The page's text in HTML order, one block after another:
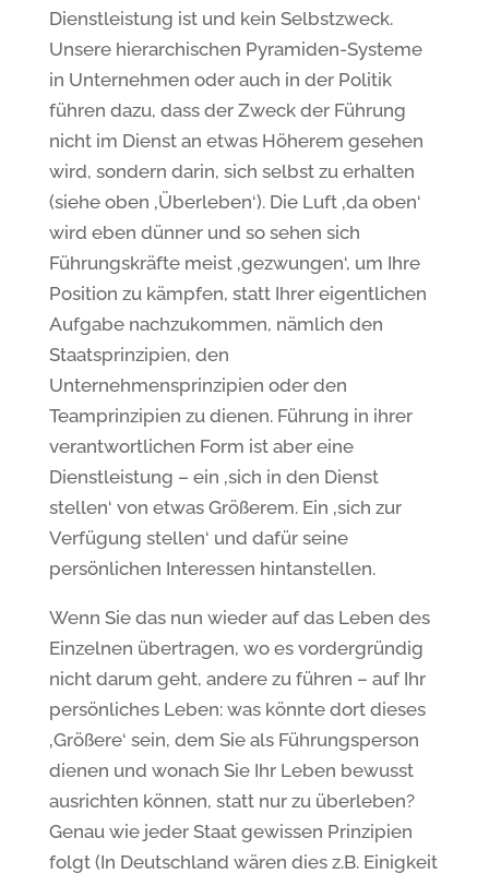
Dienstleistung ist und kein Selbstzweck.
Unsere hierarchischen Pyramiden-Systeme
in Unternehmen oder auch in der Politik
führen dazu, dass der Zweck der Führung
nicht im Dienst an etwas Höherem gesehen
wird, sondern darin, sich selbst zu erhalten
(siehe oben ‚Überleben‘). Die Luft ‚da oben‘
wird eben dünner und so sehen sich
Führungskräfte meist ‚gezwungen‘, um Ihre
Position zu kämpfen, statt Ihrer eigentlichen
Aufgabe nachzukommen, nämlich den
Staatsprinzipien, den
Unternehmensprinzipien oder den
Teamprinzipien zu dienen. Führung in ihrer
verantwortlichen Form ist aber eine
Dienstleistung – ein ‚sich in den Dienst
stellen‘ von etwas Größerem. Ein ‚sich zur
Verfügung stellen‘ und dafür seine
persönlichen Interessen hintanstellen.
Wenn Sie das nun wieder auf das Leben des
Einzelnen übertragen, wo es vordergründig
nicht darum geht, andere zu führen – auf Ihr
persönliches Leben: was könnte dort dieses
‚Größere‘ sein, dem Sie als Führungsperson
dienen und wonach Sie Ihr Leben bewusst
ausrichten können, statt nur zu überleben?
Genau wie jeder Staat gewissen Prinzipien
folgt (In Deutschland wären dies z.B. Einigkeit